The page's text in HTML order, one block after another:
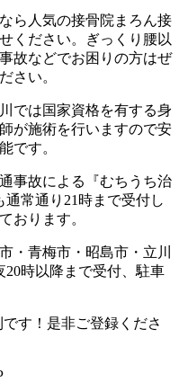
ら人気の接骨院まろん接
ください。ぎっくり腰以
故などでお困りの方はぜ
さい。
では国家資格を有する身
が施術を行いますので安
です。
事故による『むちうち治
常通り21時まで受付し
おります。
・青梅市・昭島市・立川
時以降まで受付、駐車
す！是非ご登録くださ